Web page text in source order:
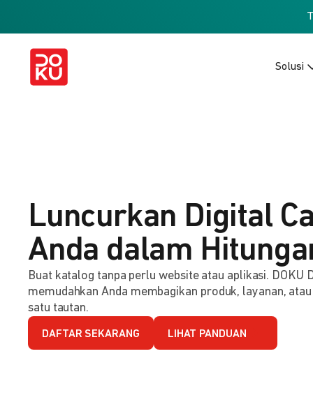
Solusi
Luncurkan Digital
Anda dalam
Buat katalog tanpa perlu website atau aplikasi. DOKU
memudahkan Anda membagikan produk, layanan,
satu tautan.
DAFTAR SEKARANG LIHAT PANDUAN